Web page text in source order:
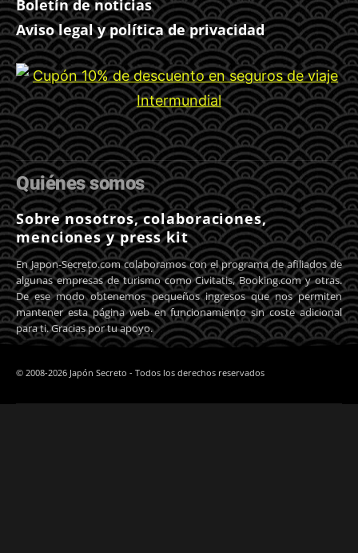
Boletín de noticias
Aviso legal y política de privacidad
Quiénes somos
Sobre nosotros, colaboraciones,
menciones y press kit
En Japon-Secreto.com colaboramos con el programa de afiliados de
algunas empresas de turismo como Civitatis, Booking.com y otras.
De ese modo obtenemos pequeños ingresos que nos permiten
mantener esta página web en funcionamiento sin coste adicional
para ti. Gracias por tu apoyo.
© 2008-2026 Japón Secreto - Todos los derechos reservados